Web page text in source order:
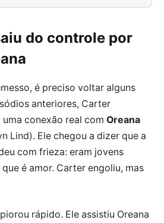
do controle por
é preciso voltar alguns
anteriores, Carter
conexão real com Oreana
Lind). Ele chegou a dizer que a
com frieza: eram jovens
é amor. Carter engoliu, mas
rápido. Ele assistiu Oreana